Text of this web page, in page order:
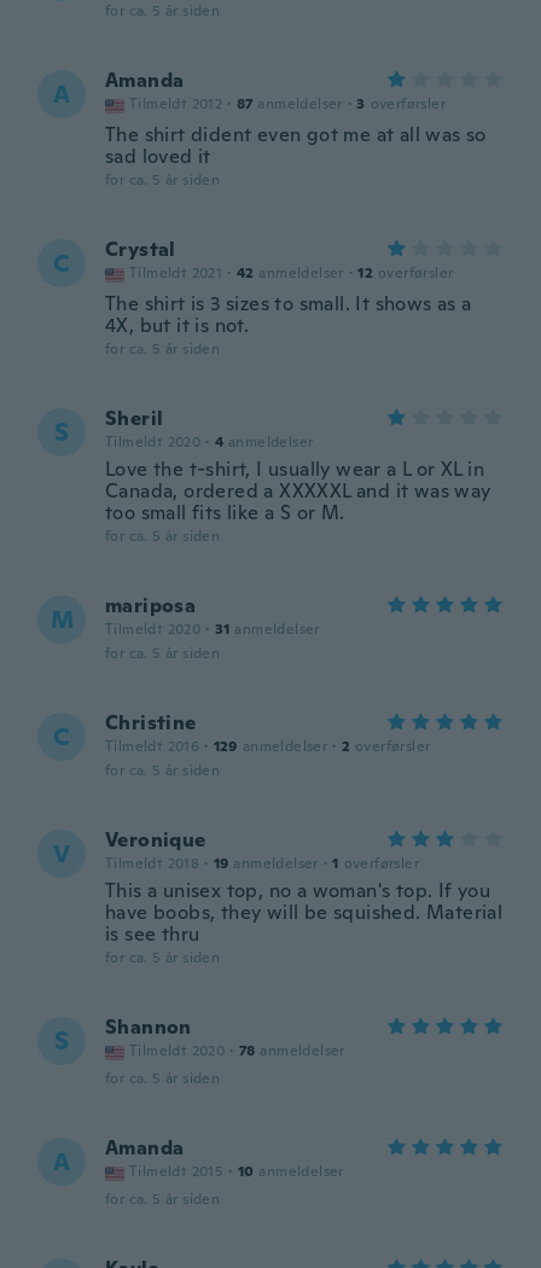
for ca. 5 år siden
A Amanda
Tilmeldt 2012 · 87 anmeldelser · 3 overførsler
The shirt dident even got me at all was so
sad loved it
for ca. 5 år siden
C Crystal
Tilmeldt 2021 · 42 anmeldelser · 12 overførsler
The shirt is 3 sizes to small. It shows as a
4X, but it is not.
for ca. 5 år siden
S Sheril
Tilmeldt 2020 · 4 anmeldelser
Love the t-shirt, I usually wear a L or XL in
Canada, ordered a XXXXXL and it was way
too small fits like a S or M.
for ca. 5 år siden
M mariposa
Tilmeldt 2020 · 31 anmeldelser
for ca. 5 år siden
C Christine
Tilmeldt 2016 · 129 anmeldelser · 2 overførsler
for ca. 5 år siden
V Veronique
Tilmeldt 2018 · 19 anmeldelser · 1 overførsler
This a unisex top, no a woman's top. If you
have boobs, they will be squished. Material
is see thru
for ca. 5 år siden
S Shannon
Tilmeldt 2020 · 78 anmeldelser
for ca. 5 år siden
A Amanda
Tilmeldt 2015 · 10 anmeldelser
for ca. 5 år siden